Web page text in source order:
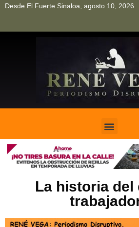
Desde El Fuerte Sinaloa, agosto 10, 2026
La historia del